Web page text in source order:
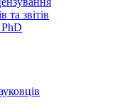
звітів
PhD